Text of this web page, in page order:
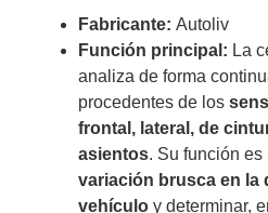
Fabricante:Autoliv
Función principal: La
analiza de forma
procedentes de los
frontal, lateral, de
asientos. Su función es
variación brusca en la
vehículo y determinar,